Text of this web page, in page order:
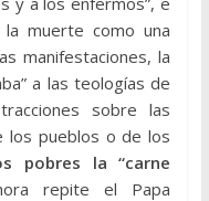
la muerte como una
manifestaciones, la
a las teologías de
sobre las
los pueblos o de los
pobres la “carne
repite el Papa